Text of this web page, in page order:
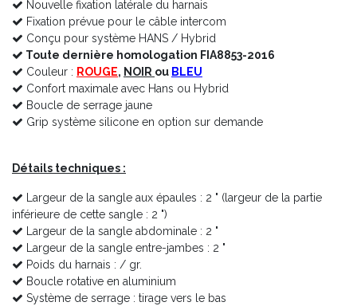
Nouvelle fixation latérale du harnais
Fixation prévue pour le câble intercom
Conçu pour système HANS / Hybrid
Toute dernière homologation FIA8853-2016
Couleur : ROUGE, NOIR ou BLEU
Confort maximale avec Hans ou Hybrid
Boucle de serrage jaune
Grip système silicone en option sur demande
Détails techniques :
Largeur de la sangle aux épaules : 2 " (largeur de la partie
inférieure de cette sangle : 2 ")
Largeur de la sangle abdominale : 2 "
Largeur de la sangle entre-jambes : 2 "
Poids du harnais : / gr.
Boucle rotative en aluminium
Système de serrage : tirage vers le bas